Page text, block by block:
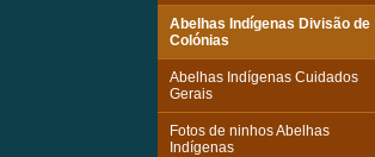
Abelhas Indígenas Divisão de
Colónias
Abelhas Indígenas Cuidados
Gerais
Fotos de ninhos Abelhas
Indígenas